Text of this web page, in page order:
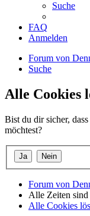
Suche
FAQ
Anmelden
Forum von
Suche
Alle Cookies
Bist du dir sicher,
möchtest?
Forum von
Alle Zeiten sind
Alle Cookies